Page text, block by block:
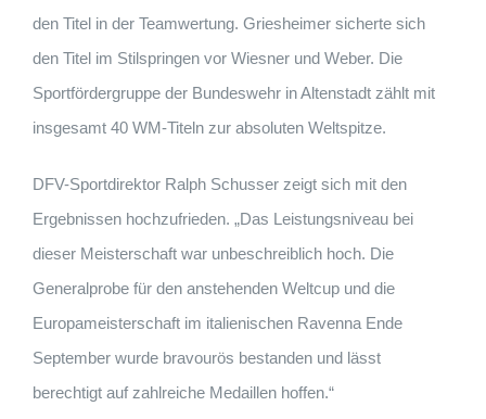
den Titel in der Teamwertung. Griesheimer sicherte sich
den Titel im Stilspringen vor Wiesner und Weber. Die
Sportfördergruppe der Bundeswehr in Altenstadt zählt mit
insgesamt 40 WM-Titeln zur absoluten Weltspitze.
DFV-Sportdirektor Ralph Schusser zeigt sich mit den
Ergebnissen hochzufrieden. „Das Leistungsniveau bei
dieser Meisterschaft war unbeschreiblich hoch. Die
Generalprobe für den anstehenden Weltcup und die
Europameisterschaft im italienischen Ravenna Ende
September wurde bravourös bestanden und lässt
berechtigt auf zahlreiche Medaillen hoffen.“